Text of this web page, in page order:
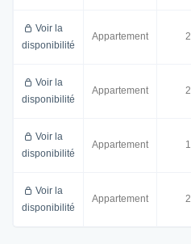
Voir la
disponibilité
Appartement 2
Voir la
disponibilité
Appartement 2
Voir la
disponibilité
Appartement 1
Voir la
disponibilité
Appartement 2